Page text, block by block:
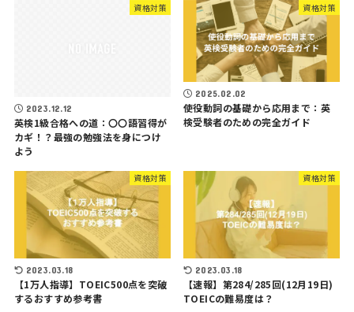
資格対策
2023.12.12
英検1級合格への道：〇〇語習得が
カギ！？最強の勉強法を身につけ
よう
資格対策
2025.02.02
使役動詞の基礎から応用まで：英
検受験者のための完全ガイド
資格対策
2023.03.18
【1万人指導】TOEIC500点を突破
するおすすめ参考書
資格対策
2023.03.18
【速報】第284/285回(12月19日)
TOEICの難易度は？